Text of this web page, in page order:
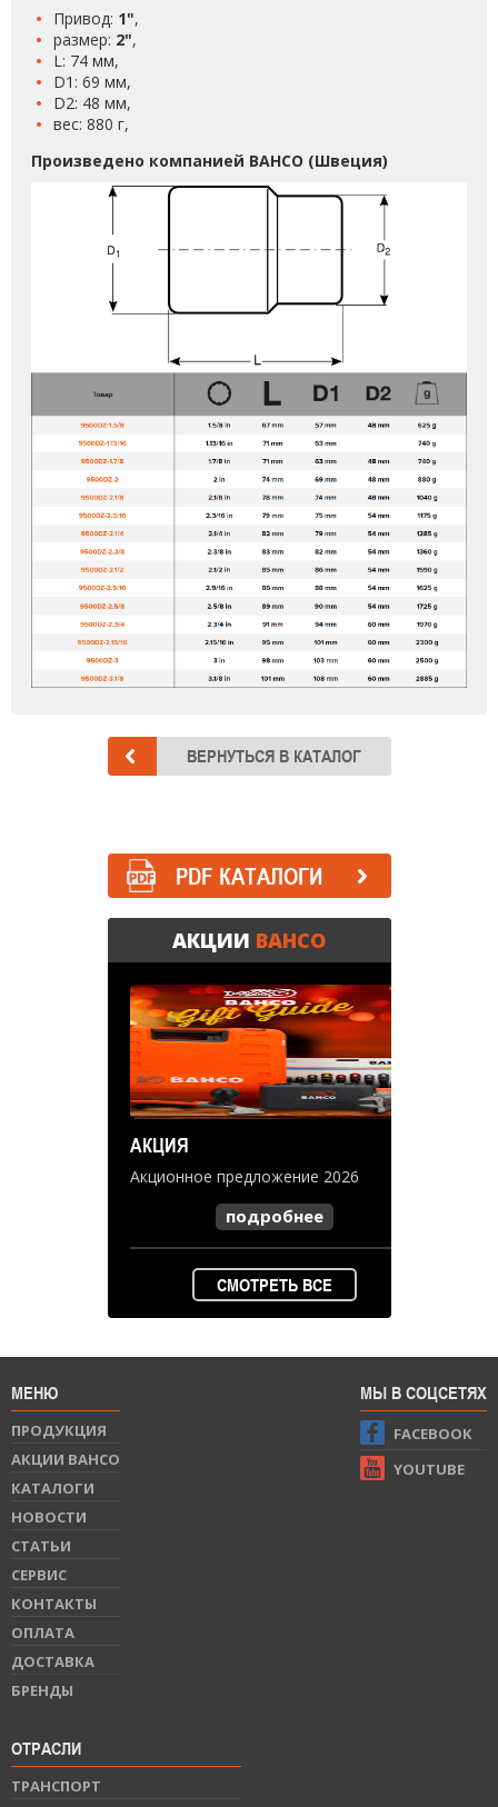
Привод: 1",
размер: 2",
L: 74 мм,
D1: 69 мм,
D2: 48 мм,
вес: 880 г,
Произведено компанией BAHCO (Швеция)
PDF КАТАЛОГИ
АКЦИИ BAHCO
АКЦИЯ
Акционное предложение 2026
подробнее
СМОТРЕТЬ ВСЕ
МЕНЮ
ПРОДУКЦИЯ
АКЦИИ BAHCO
КАТАЛОГИ
НОВОСТИ
СТАТЬИ
СЕРВИС
КОНТАКТЫ
ОПЛАТА
ДОСТАВКА
БРЕНДЫ
ОТРАСЛИ
ТРАНСПОРТ
МЫ В СОЦСЕТЯХ
FACEBOOK
YOUTUBE